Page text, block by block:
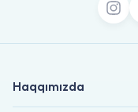
Haqqımızda